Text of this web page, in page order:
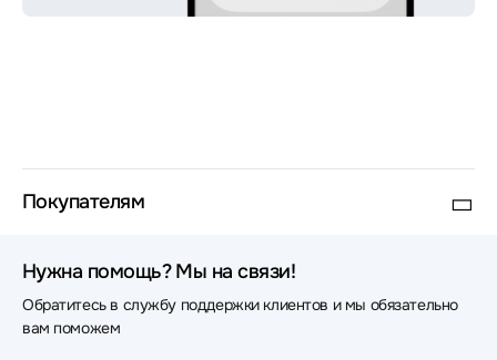
Покупателям
Нужна помощь? Мы на связи!
Обратитесь в службу поддержки клиентов и мы обязательно
вам поможем